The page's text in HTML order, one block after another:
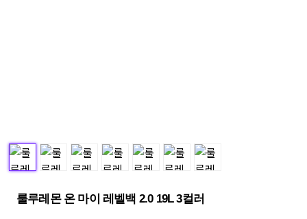
룰루레몬 온 마이 레벨백 2.0 19L 3컬러